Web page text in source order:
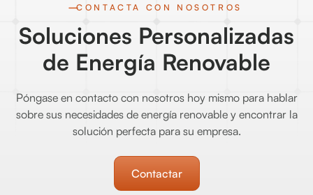
CONTACTA CON NOSOTROS
Soluciones Personalizadas
de Energía Renovable
Póngase en contacto con nosotros hoy mismo para hablar
sobre sus necesidades de energía renovable y encontrar la
solución perfecta para su empresa.
Contactar